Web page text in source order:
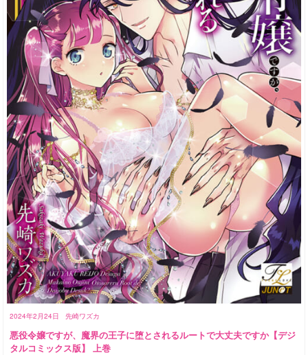
2024年2月24日 先崎ワズカ
悪役令嬢ですが、魔界の王子に堕とされるルートで大丈夫ですか【デジ
タルコミックス版】 上巻